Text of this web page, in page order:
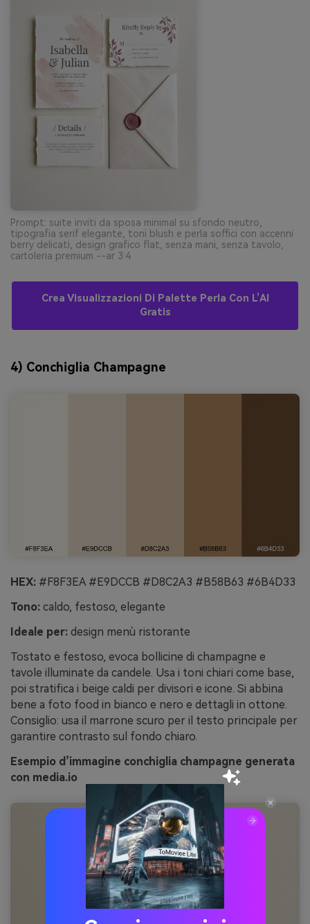
Prompt: suite inviti da sposa minimal su sfondo neutro,
tipografia serif elegante, toni blush e perla soffici con accenni
berry delicati, design grafico flat, senza mani, senza tavolo,
cartoleria premium --ar 3:4
Crea Visualizzazioni Di Palette Perla Con L’AI
Gratis
4) Conchiglia Champagne
HEX: #F8F3EA #E9DCCB #D8C2A3 #B58B63 #6B4D33
Tono: caldo, festoso, elegante
Ideale per: design menù ristorante
Tostato e festoso, evoca bollicine di champagne e
tavole illuminate da candele. Usa i toni chiari come base,
poi stratifica i beige caldi per divisori e icone. Si abbina
bene a foto food in bianco e nero e dettagli in ottone.
Consiglio: usa il marrone scuro per il testo principale per
garantire contrasto sul fondo chiaro.
Esempio d’immagine conchiglia champagne generata
con media.io